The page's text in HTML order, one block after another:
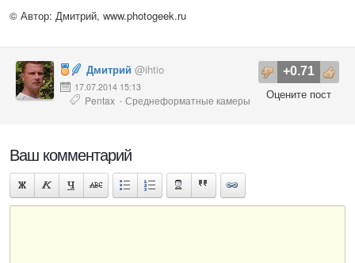
© Автор: Дмитрий, www.photogeek.ru
+0.71
Оцените пост
Дмитрий @ihtio
17.07.2014 15:13
Pentax · Среднеформатные камеры
Ваш комментарий